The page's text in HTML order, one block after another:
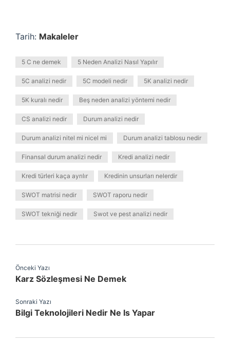
Tarih: Makaleler
5 C ne demek 5 Neden Analizi Nasıl Yapılır
5C analizi nedir 5C modeli nedir 5K analizi nedir
5K kuralı nedir Beş neden analizi yöntemi nedir
CS analizi nedir Durum analizi nedir
Durum analizi nitel mi nicel mi Durum analizi tablosu nedir
Finansal durum analizi nedir Kredi analizi nedir
Kredi türleri kaça ayrılır Kredinin unsurları nelerdir
SWOT matrisi nedir SWOT raporu nedir
SWOT tekniği nedir Swot ve pest analizi nedir
Önceki Yazı
Karz Sözleşmesi Ne Demek
Sonraki Yazı
Bilgi Teknolojileri Nedir Ne Is Yapar